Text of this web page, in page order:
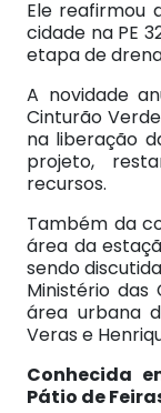
Ele reafirmou
cidade na PE
etapa de
A novidade
Cinturão
na liberação
projeto,
recursos.
Também da
área da
sendo
Ministério das
área urbana
Veras e
Conhecida
Pátio de